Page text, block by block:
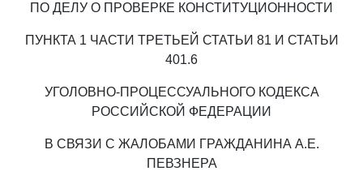
ПО ДЕЛУ О ПРОВЕРКЕ КОНСТИТУЦИОННОСТИ
ПУНКТА 1 ЧАСТИ ТРЕТЬЕЙ СТАТЬИ 81 И СТАТЬИ
401.6
УГОЛОВНО-ПРОЦЕССУАЛЬНОГО КОДЕКСА
РОССИЙСКОЙ ФЕДЕРАЦИИ
В СВЯЗИ С ЖАЛОБАМИ ГРАЖДАНИНА А.Е.
ПЕВЗНЕРА